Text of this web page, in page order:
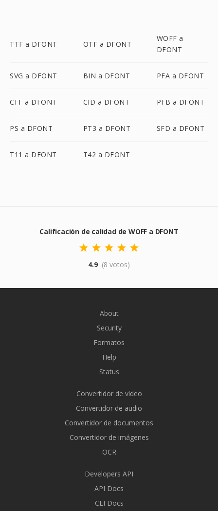
TTF a DFONT OTF a DFONT
WOFF a
DFONT
SVG a DFONT BIN a DFONT PFA a DFONT
CFF a DFONT CID a DFONT PFB a DFONT
PS a DFONT PT3 a DFONT SFD a DFONT
T11 a DFONT T42 a DFONT
Calificación de calidad de WOFF a DFONT
4.9 (8 votos)
About
Security
Formatos
Help
Status
Convertidor de vídeo
Convertidor de audio
Convertidor de documentos
Convertidor de imágenes
OCR
Developers API
API Docs
CLI Docs